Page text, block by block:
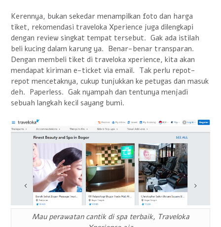
Kerennya, bukan sekedar menampilkan foto dan harga
tiket, rekomendasi traveloka Xperience juga dilengkapi
dengan review singkat tempat tersebut. Gak ada istilah
beli kucing dalam karung ya. Benar-benar transparan.
Dengan membeli tiket di traveloka xperience, kita akan
mendapat kiriman e-ticket via email. Tak perlu repot-
repot mencetaknya, cukup tunjukkan ke petugas dan masuk
deh. Paperless. Gak nyampah dan tentunya menjadi
sebuah langkah kecil sayang bumi.
Mau perawatan cantik di spa terbaik, Traveloka